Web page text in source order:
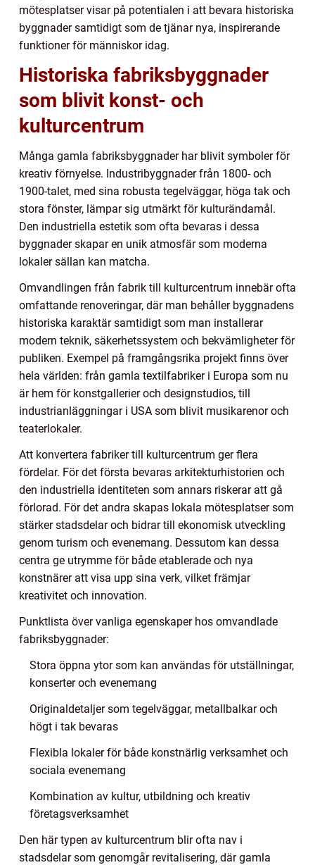
mötesplatser visar på potentialen i att bevara historiska
byggnader samtidigt som de tjänar nya, inspirerande
funktioner för människor idag.
Historiska fabriksbyggnader
som blivit konst- och
kulturcentrum
Många gamla fabriksbyggnader har blivit symboler för
kreativ förnyelse. Industribyggnader från 1800- och
1900-talet, med sina robusta tegelväggar, höga tak och
stora fönster, lämpar sig utmärkt för kulturändamål.
Den industriella estetik som ofta bevaras i dessa
byggnader skapar en unik atmosfär som moderna
lokaler sällan kan matcha.
Omvandlingen från fabrik till kulturcentrum innebär ofta
omfattande renoveringar, där man behåller byggnadens
historiska karaktär samtidigt som man installerar
modern teknik, säkerhetssystem och bekvämligheter för
publiken. Exempel på framgångsrika projekt finns över
hela världen: från gamla textilfabriker i Europa som nu
är hem för konstgallerier och designstudios, till
industrianläggningar i USA som blivit musikarenor och
teaterlokaler.
Att konvertera fabriker till kulturcentrum ger flera
fördelar. För det första bevaras arkitekturhistorien och
den industriella identiteten som annars riskerar att gå
förlorad. För det andra skapas lokala mötesplatser som
stärker stadsdelar och bidrar till ekonomisk utveckling
genom turism och evenemang. Dessutom kan dessa
centra ge utrymme för både etablerade och nya
konstnärer att visa upp sina verk, vilket främjar
kreativitet och innovation.
Punktlista över vanliga egenskaper hos omvandlade
fabriksbyggnader:
Stora öppna ytor som kan användas för utställningar,
konserter och evenemang
Originaldetaljer som tegelväggar, metallbalkar och
högt i tak bevaras
Flexibla lokaler för både konstnärlig verksamhet och
sociala evenemang
Kombination av kultur, utbildning och kreativ
företagsverksamhet
Den här typen av kulturcentrum blir ofta nav i
stadsdelar som genomgår revitalisering, där gamla